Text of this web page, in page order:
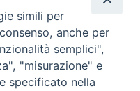
Cervia
simili per
anche per
semplici",
"misurazione" e
specificato nella